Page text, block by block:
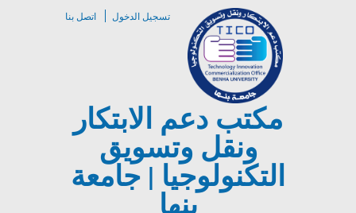
تسجيل الدخول اتصل بنا
مكتب دعم الابتكار
ونقل وتسويق
التكنولوجيا | جامعة
بنها